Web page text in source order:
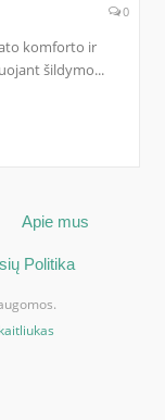
0
komforto ir
šildymo...
Apie mus
Politika